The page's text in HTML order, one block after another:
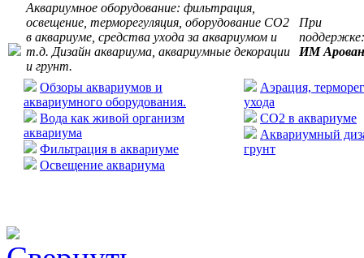
Аквариумное оборудование: фильтрация,
освещение, терморегуляция, оборудование СО2
в аквариуме, средства ухода за аквариумом и
т.д. Дизайн аквариума, аквариумные декорации
и грунт.
При
поддержке:
ИМ
Обзоры аквариумов и
аквариумного оборудования.
Вода как живой организм
аквариума
Фильтрация в аквариуме
Освещение аквариума
Аэрация,
ухода
CO2 в аквариуме
Аквариумный
грунт